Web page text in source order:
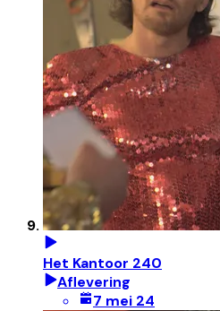
Het Kantoor 240
Aflevering
7 mei 24